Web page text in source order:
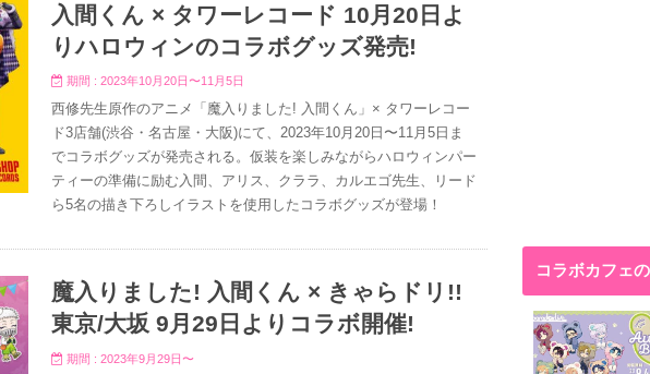
入間くん × タワーレコード 10月20日よ
りハロウィンのコラボグッズ発売!
期間 : 2023年10月20日〜11月5日
西修先生原作のアニメ「魔入りました! 入間くん」× タワーレコー
ド3店舗(渋谷・名古屋・大阪)にて、2023年10月20日〜11月5日ま
でコラボグッズが発売される。仮装を楽しみながらハロウィンパー
ティーの準備に励む入間、アリス、クララ、カルエゴ先生、リード
ら5名の描き下ろしイラストを使用したコラボグッズが登場！
魔入りました! 入間くん × きゃらドリ!!
東京/大坂 9月29日よりコラボ開催!
期間 : 2023年9月29日〜
コラボカフェ